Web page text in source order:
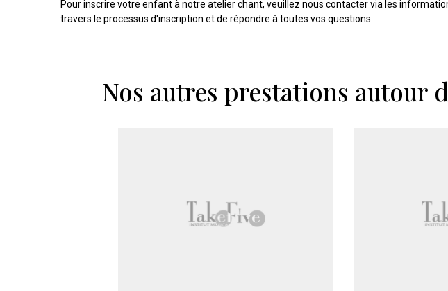
Pour inscrire votre enfant à notre atelier chant, veuillez nous contacter via les
travers le processus d'inscription et de répondre à toutes vos questions.
Nos autres prestations autour